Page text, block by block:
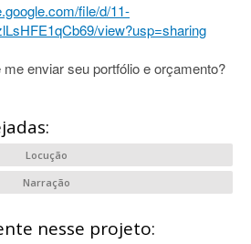
file/d/11-
view?usp=sharing
enviar seu portfólio e orçamento?
Locução
Narração
nesse projeto: